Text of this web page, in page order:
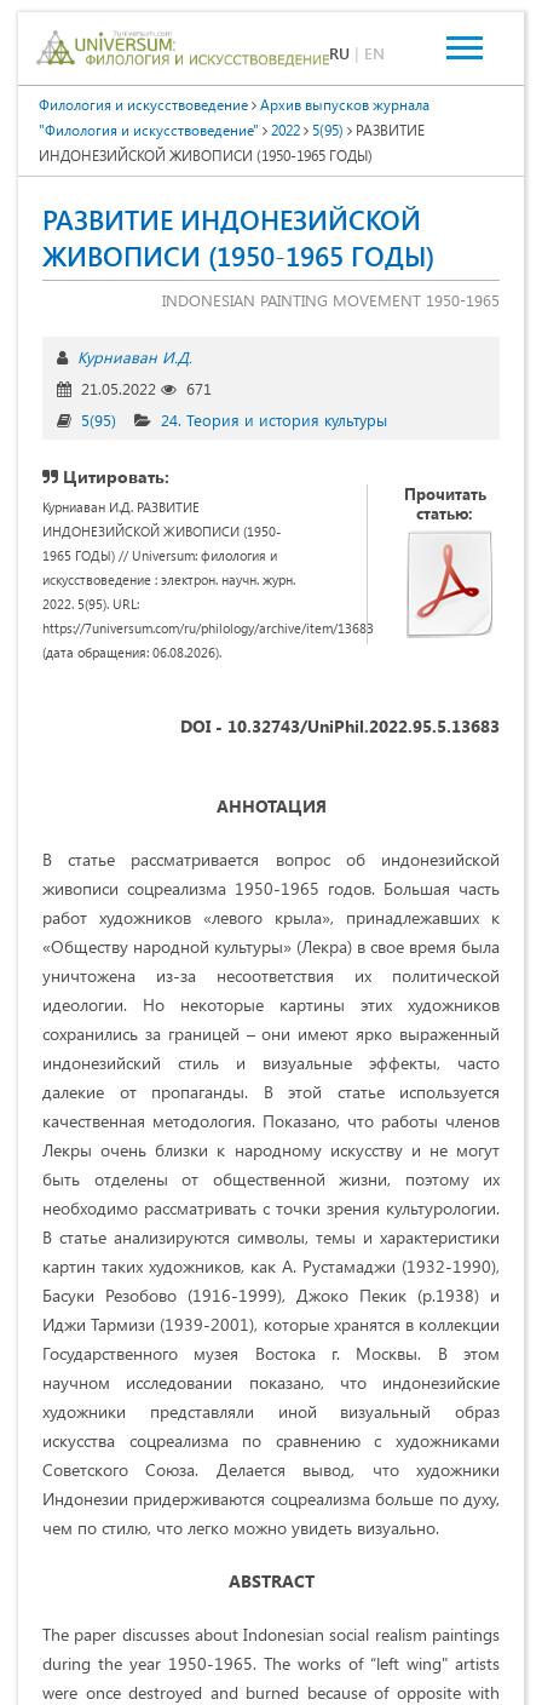
RU | EN
Филология и искусствоведение
Архив выпусков журнала
"Филология и искусствоведение"
2022 5(95)
РАЗВИТИЕ
ИНДОНЕЗИЙСКОЙ ЖИВОПИСИ (1950-1965 ГОДЫ)
РАЗВИТИЕ ИНДОНЕЗИЙСКОЙ
ЖИВОПИСИ (1950-1965 ГОДЫ)
INDONESIAN PAINTING MOVEMENT 1950-1965
Курниаван И.Д.
21.05.2022
671
5(95)
24. Теория и история культуры
Цитировать:
Курниаван И.Д. РАЗВИТИЕ
ИНДОНЕЗИЙСКОЙ ЖИВОПИСИ (1950-
1965 ГОДЫ) // Universum: филология и
искусствоведение : электрон. научн. журн.
2022. 5(95). URL:
https://7universum.com/ru/philology/archive/item/13683
(дата обращения: 06.08.2026).
Прочитать
статью:
DOI - 10.32743/UniPhil.2022.95.5.13683
АННОТАЦИЯ
В статье рассматривается вопрос об индонезийской
живописи соцреализма 1950-1965 годов. Большая часть
работ художников «левого крыла», принадлежавших к
«Обществу народной культуры» (Лекра) в свое время была
уничтожена из-за несоответствия их политической
идеологии. Но некоторые картины этих художников
сохранились за границей – они имеют ярко выраженный
индонезийский стиль и визуальные эффекты, часто
далекие от пропаганды. В этой статье используется
качественная методология. Показано, что работы членов
Лекры очень близки к народному искусству и не могут
быть отделены от общественной жизни, поэтому их
необходимо рассматривать с точки зрения культурологии.
В статье анализируются символы, темы и характеристики
картин таких художников, как А. Рустамаджи (1932-1990),
Басуки Резобово (1916-1999), Джоко Пекик (р.1938) и
Иджи Тармизи (1939-2001), которые хранятся в коллекции
Государственного музея Востока г. Москвы. В этом
научном исследовании показано, что индонезийские
художники представляли иной визуальный образ
искусства соцреализма по сравнению с художниками
Советского Союза. Делается вывод, что художники
Индонезии придерживаются соцреализма больше по духу,
чем по стилю, что легко можно увидеть визуально.
ABSTRACT
The paper discusses about Indonesian social realism paintings
during the year 1950-1965. The works of “left wing" artists
were once destroyed and burned because of opposite with